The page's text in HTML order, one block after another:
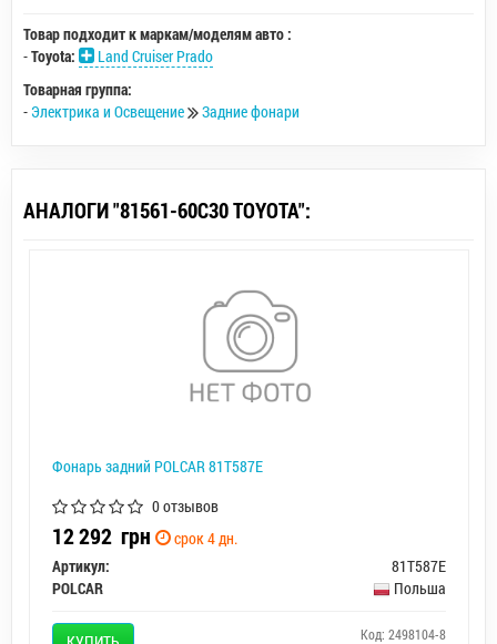
Товар подходит к маркам/моделям авто :
-Toyota:
Land Cruiser Prado
Товарная группа:
- Электрика и Освещение Задние фонари
АНАЛОГИ "81561-60C30 TOYOTA":
Фонарь задний POLCAR 81T587E
0 отзывов
12 292 грн
срок 4 дн.
Артикул:
81T587E
POLCAR
Польша
Код: 2498104-8